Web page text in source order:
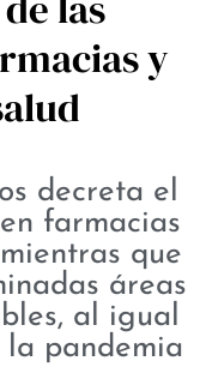
y
decreta el
farmacias
que
áreas
al igual
la pandemia